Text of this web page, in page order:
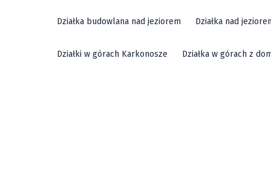
Działka budowlana nad jeziorem Działka nad
Działki w górach Karkonosze Działka w górach z